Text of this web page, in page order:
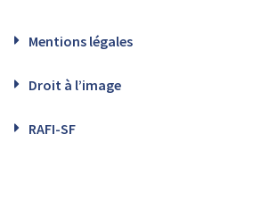
Mentions légales
Droit à l’image
RAFI-SF